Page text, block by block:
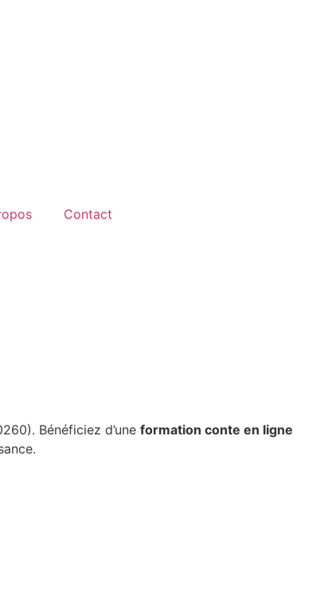
Contact
Bénéficiez d’une formation conte en ligne